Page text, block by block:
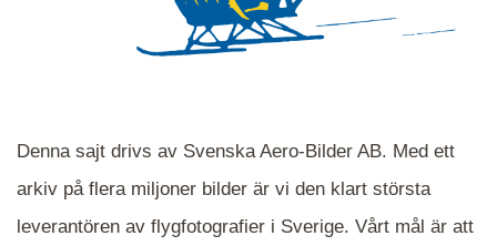
Denna sajt drivs av Svenska Aero-Bilder AB. Med ett
arkiv på flera miljoner bilder är vi den klart största
leverantören av flygfotografier i Sverige. Vårt mål är att